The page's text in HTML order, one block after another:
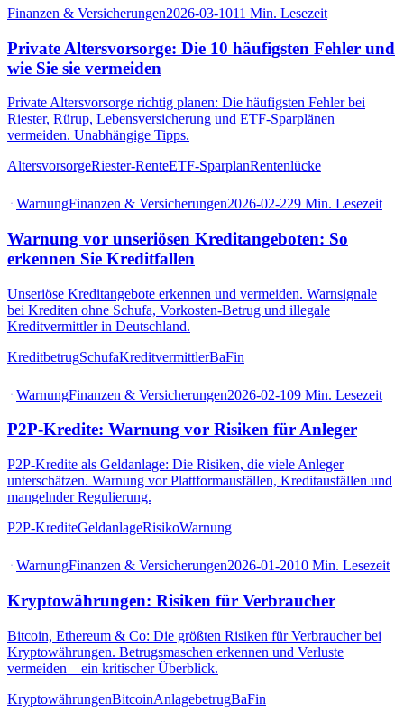
Finanzen & Versicherungen2026-03-1011 Min. Lesezeit
Private Altersvorsorge: Die 10 häufigsten Fehler und
wie Sie sie vermeiden
Private Altersvorsorge richtig planen: Die häufigsten Fehler bei
Riester, Rürup, Lebensversicherung und ETF-Sparplänen
vermeiden. Unabhängige Tipps.
AltersvorsorgeRiester-RenteETF-SparplanRentenlücke
WarnungFinanzen & Versicherungen2026-02-229 Min. Lesezeit
Warnung vor unseriösen Kreditangeboten: So
erkennen Sie Kreditfallen
Unseriöse Kreditangebote erkennen und vermeiden. Warnsignale
bei Krediten ohne Schufa, Vorkosten-Betrug und illegale
Kreditvermittler in Deutschland.
KreditbetrugSchufaKreditvermittlerBaFin
WarnungFinanzen & Versicherungen2026-02-109 Min. Lesezeit
P2P-Kredite: Warnung vor Risiken für Anleger
P2P-Kredite als Geldanlage: Die Risiken, die viele Anleger
unterschätzen. Warnung vor Plattformausfällen, Kreditausfällen und
mangelnder Regulierung.
P2P-KrediteGeldanlageRisikoWarnung
WarnungFinanzen & Versicherungen2026-01-2010 Min. Lesezeit
Kryptowährungen: Risiken für Verbraucher
Bitcoin, Ethereum & Co: Die größten Risiken für Verbraucher bei
Kryptowährungen. Betrugsmaschen erkennen und Verluste
vermeiden – ein kritischer Überblick.
KryptowährungenBitcoinAnlagebetrugBaFin